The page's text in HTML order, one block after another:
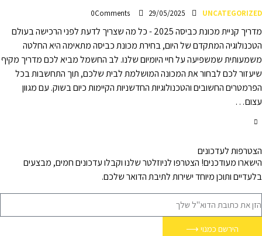
UNCATEGORIZED
29/05/2025
0Comments
מדריך קניית מכונת כביסה 2025 - כל מה שצריך לדעת לפני הרכישה בעולם
הטכנולוגיה המתקדם של היום, בחירת מכונת כביסה מתאימה היא החלטה
משמעותית שמשפיעה על חיי היומיום שלנו. לב החשמל מביא לכם מדריך מקיף
שיעזור לכם לבחור את המכונה המושלמת לבית שלכם, תוך התחשבות בכל
הפרמטרים החשובים והטכנולוגיות החדשניות הקיימות כיום בשוק. עם מגוון
עצום…
הצטרפות לעדכונים
הישארו מעודכנים! הצטרפו לניוזלטר שלנו וקבלו עדכונים חמים, מבצעים
בלעדיים ותוכן מיוחד ישירות לתיבת הדואר שלכם.
הירשם כמנוי ⟶